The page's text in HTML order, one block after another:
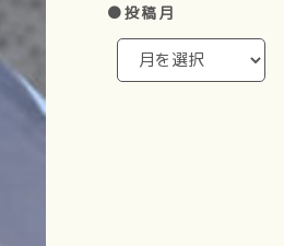
●投稿月